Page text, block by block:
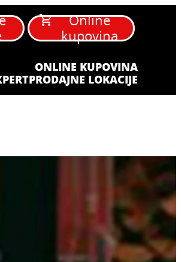
PRODAJNE LOKACIJE
ONLINE KUPOVINA
Online
kupovina